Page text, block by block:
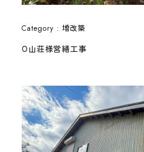
Category : 増改築
O山荘様営繕工事